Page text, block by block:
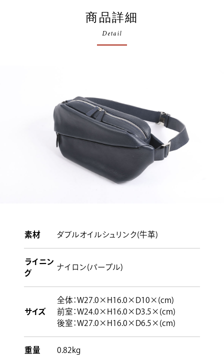
商品詳細
Detail
素材 ダブルオイルシュリンク(牛革)
ライニン
グ
ナイロン(パープル)
サイズ
全体：W27.0×H16.0×D10×(cm)
前室：W24.0×H16.0×D3.5×(cm)
後室：W27.0×H16.0×D6.5×(cm)
重量 0.82kg